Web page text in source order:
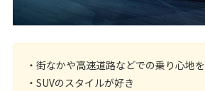
・街なかや高速道路などでの乗り心地
・SUVのスタイルが好き